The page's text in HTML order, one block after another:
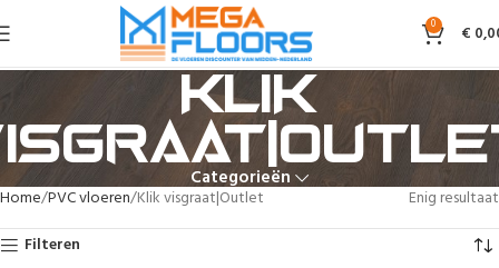
0 €
Klik
Categorieën
Home PVC vloeren Klik visgraat|Outlet
Enig resultaat
Filteren